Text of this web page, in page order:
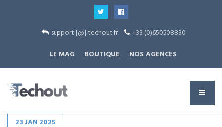
support [@] techout.fr
+33 (0)650508830
LE MAG
BOUTIQUE NOS AGENCES
23 JAN 2025